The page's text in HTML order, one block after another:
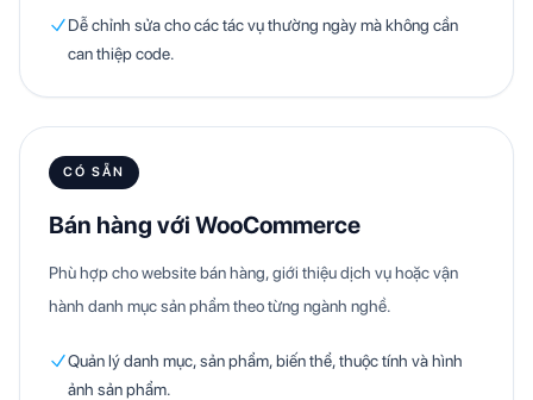
Dễ chỉnh sửa cho các tác vụ thường ngày mà không cần
can thiệp code.
CÓ SẴN
Bán hàng với WooCommerce
Phù hợp cho website bán hàng, giới thiệu dịch vụ hoặc vận
hành danh mục sản phẩm theo từng ngành nghề.
Quản lý danh mục, sản phẩm, biến thể, thuộc tính và hình
ảnh sản phẩm.